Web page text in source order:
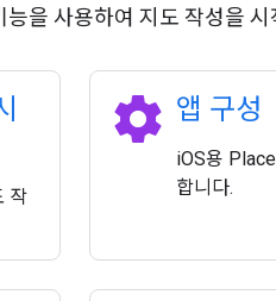
을 사용하여 지도 작성을 시
작
settings 앱 구성
iOS용
합니다.